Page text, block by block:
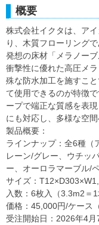
概要
株式会社イクタは、ア
り、木質フローリング
発想の床材「メラノー
衝撃性に優れた高圧メ
殊な防水加工を施すこ
て使用できるのが特徴
ープで端正な質感を表
にも対応し、多様な空
製品概要：
ラインナップ：全6種（
レーン/グレー、ウチッ
ー、オーロラマーブル/
サイズ：
入数：6枚入（3.3m2＝
価格：45,000円/ケース
受注開始日：2026年4月